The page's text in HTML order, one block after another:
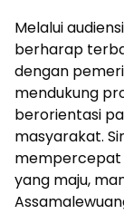
Melalui
berharap
dengan
mendukung
berorientasi
masyarakat.
mempercepat
yang maju,